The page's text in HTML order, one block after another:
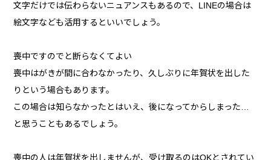
文字だけでは伝わらないニュアンスもあるので、LINEの場合は
絵文字なども活用するといいでしょう。
喪中ですのでと断らなくてよい
喪中はがきが間に合わなかったり、久しぶりに年賀状を出した
りという場合もあります。
この場合は知らなかったとはいえ、後になってからしまった…
と思うこともあるでしょう。
喪中の人は年賀状を出しませんが、受け取るのはOKとされてい